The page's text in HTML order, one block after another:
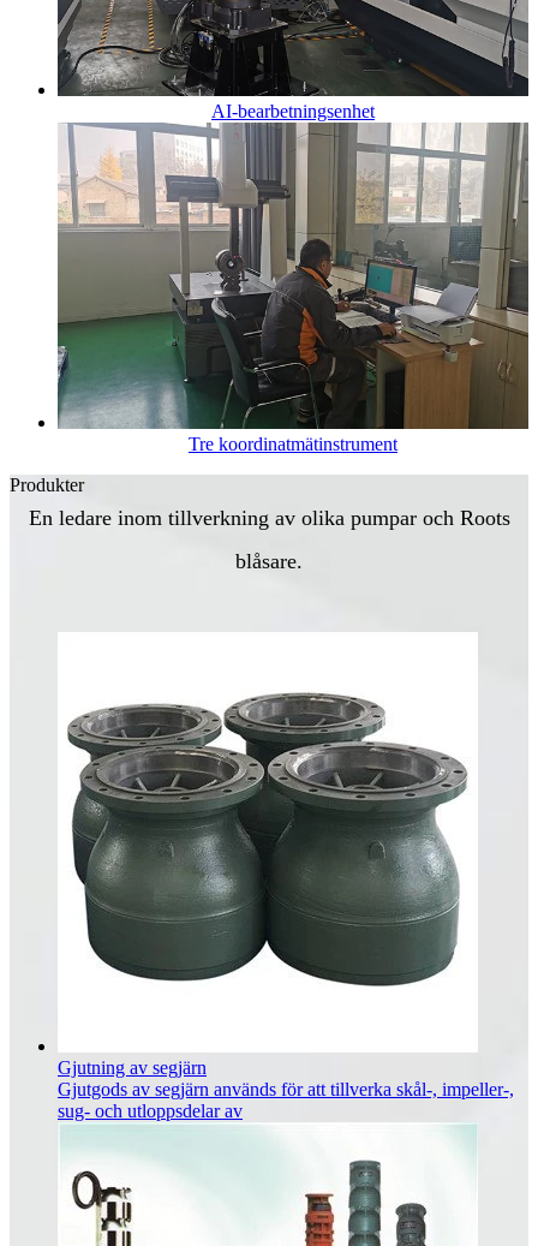
AI-bearbetningsenhet
Tre koordinatmätinstrument
Produkter
En ledare inom tillverkning av olika pumpar och Roots
blåsare.
Gjutning av segjärn
Gjutgods av segjärn används för att tillverka skål-, impeller-,
sug- och utloppsdelar av